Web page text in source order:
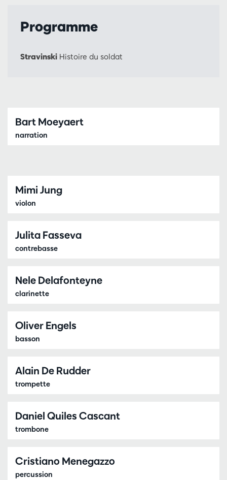
Programme
Stravinski Histoire du soldat
Bart Moeyaert
narration
Mimi Jung
violon
Julita Fasseva
contrebasse
Nele Delafonteyne
clarinette
Oliver Engels
basson
Alain De Rudder
trompette
Daniel Quiles Cascant
trombone
Cristiano Menegazzo
percussion